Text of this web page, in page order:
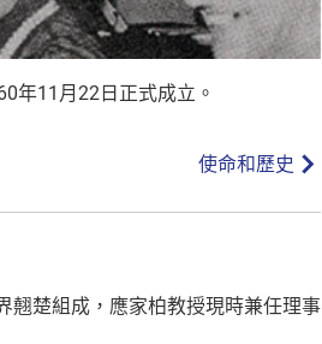
年11月22日正式成立。
使命和歷史
翹楚組成，應家柏教授現時兼任理事